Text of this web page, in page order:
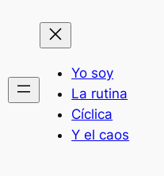
Yo soy
La rutina
Cíclica
Y el caos